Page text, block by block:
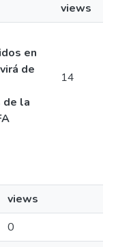
views
en
de
de la
14
views
0